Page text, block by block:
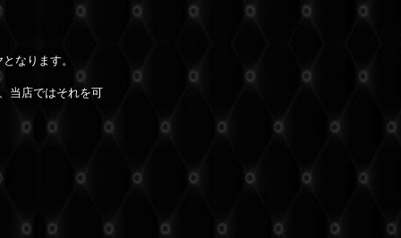
なります。
当店ではそれを可